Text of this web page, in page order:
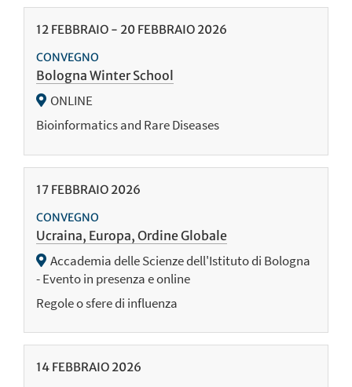
12 FEBBRAIO - 20 FEBBRAIO 2026
CONVEGNO
Bologna Winter School
ONLINE
Bioinformatics and Rare Diseases
17 FEBBRAIO 2026
CONVEGNO
Ucraina, Europa, Ordine Globale
Accademia delle Scienze dell'Istituto di Bologna
- Evento in presenza e online
Regole o sfere di influenza
14 FEBBRAIO 2026